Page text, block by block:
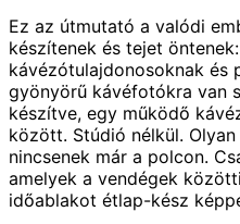
Ez az útmutató a valódi
készítenek és tejet
kávézótulajdonosoknak és
gyönyörű kávéfotókra van
készítve, egy működő
között. Stúdió nélkül.
nincsenek már a polcon.
amelyek a vendégek
időablakot étlap-kész